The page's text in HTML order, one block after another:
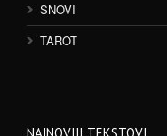
SNOVI
TAROT